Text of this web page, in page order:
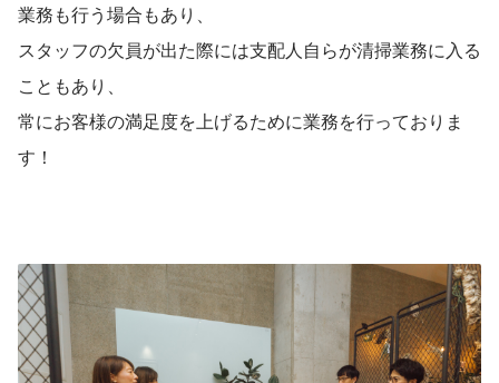
業務も行う場合もあり、
スタッフの欠員が出た際には支配人自らが清掃業務に入る
こともあり、
常にお客様の満足度を上げるために業務を行っておりま
す！